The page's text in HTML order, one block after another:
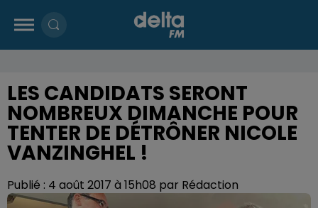
LES CANDIDATS SERONT
NOMBREUX DIMANCHE POUR
TENTER DE DÉTRÔNER NICOLE
VANZINGHEL !
Publié : 4 août 2017 à 15h08 par Rédaction